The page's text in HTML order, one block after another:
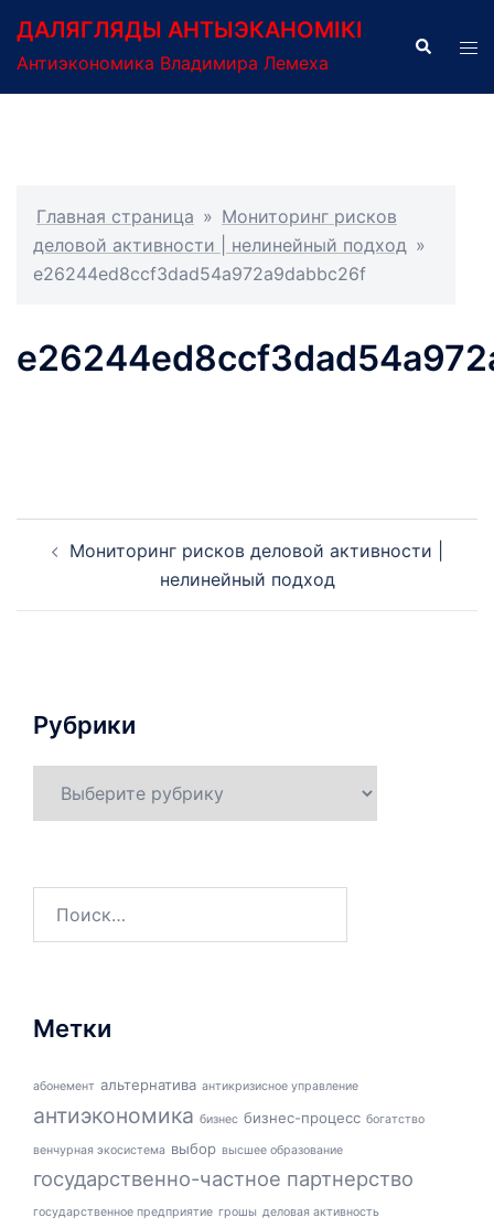
содержимому
ДАЛЯГЛЯДЫ АНТЫЭКАНОМІКІ
Антиэкономика Владимира Лемеха
Поиск
Главная страница » Мониторинг рисков
деловой активности | нелинейный подход »
e26244ed8ccf3dad54a972a9dabbc26f
Навигация
записям
Мониторинг рисков деловой активности |
нелинейный подход
Рубрики
Метки
абонемент альтернатива антикризисное управление
антиэкономика бизнес бизнес-процесс богатство
венчурная экосистема выбор высшее образование
государственно-частное партнерство
государственное предприятие грошы деловая активность